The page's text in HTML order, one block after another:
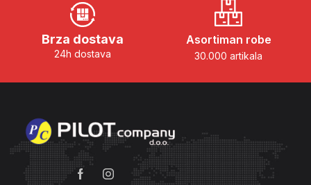
Brza dostava
24h dostava
Asortiman robe
30.000 artikala